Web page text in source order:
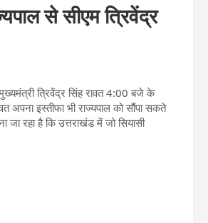
से सीएम त्रिवेंद्र
त्रिवेंद्र सिंह रावत 4:00 बजे के
अपना इस्तीफा भी राज्यपाल को सौंपा सकते
रहा है कि उत्तराखंड में जो सियासी